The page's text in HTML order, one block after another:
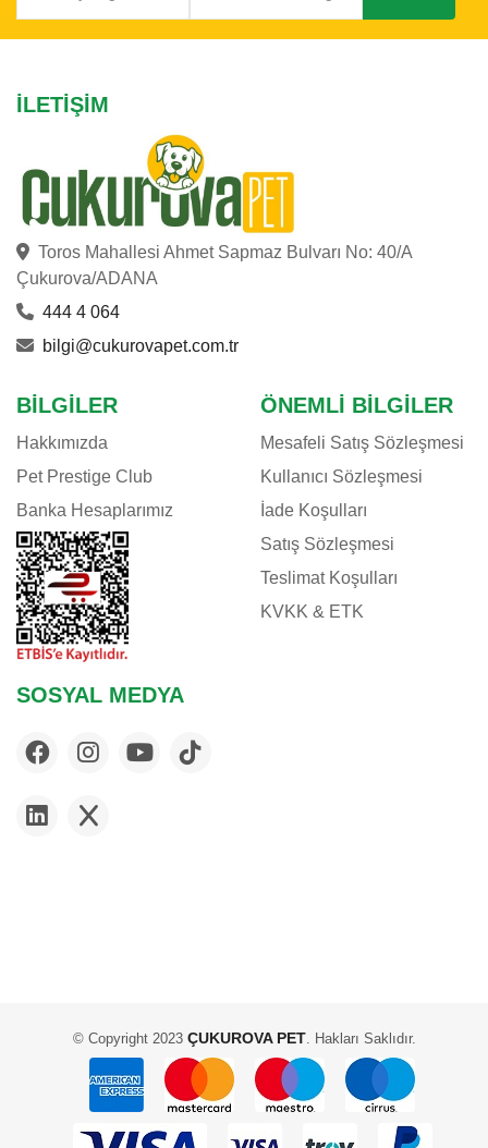
İLETIŞIM
Toros Mahallesi Ahmet Sapmaz Bulvarı No: 40/A
Çukurova/ADANA
444 4 064
bilgi@cukurovapet.com.tr
BILGILER
Hakkımızda
Pet Prestige Club
Banka Hesaplarımız
ÖNEMLI BILGILER
Mesafeli Satış Sözleşmesi
Kullanıcı Sözleşmesi
İade Koşulları
Satış Sözleşmesi
Teslimat Koşulları
KVKK & ETK
SOSYAL MEDYA
© Copyright 2023ÇUKUROVA PET. Hakları Saklıdır.